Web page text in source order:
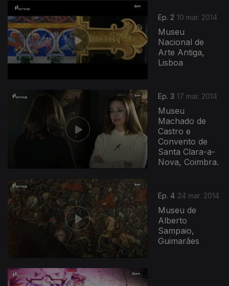
Ep. 2 10 mar. 2014
Museu
Nacional de
Arte Antiga,
Lisboa
Ep. 3 17 mar. 2014
Museu
Machado de
Castro e
Convento de
Santa Clara-a-
Nova, Coimbra.
Ep. 4 24 mar. 2014
Museu de
Alberto
Sampaio,
Guimarães